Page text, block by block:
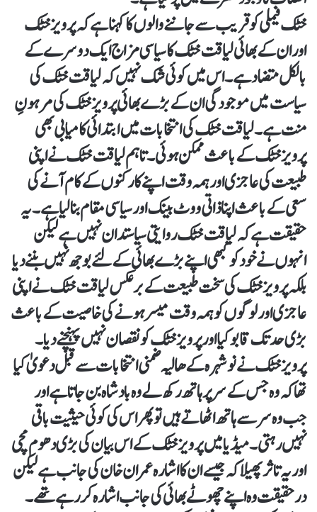
خٹک فیملی کو قریب سے جاننے والوں کا کہنا ہے کہ پرویز خٹک
اور ان کے بھائی لیاقت خٹک کا سیاسی مزاج ایک دوسرے کے
بالکل متضاد ہے۔ اس میں کوئی شک نہیں کہ لیاقت خٹک کی
سیاست میں موجودگی ان کے بڑے بھائی پرویز خٹک کی مرہونِ
منت ہے۔ لیاقت خٹک کی انتخابات میں ابتدائی کامیابی بھی
پرویز خٹک کے باعث ممکن ہوئی۔ تاہم لیاقت خٹک نے اپنی
طبیعت کی عاجزی اور ہمہ وقت اپنے کارکنوں کے کام آنے کی
سعی کے باعث اپنا ذاتی ووٹ بینک اور سیاسی مقام بنا لیا ہے۔ یہ
حقیقت ہے کہ لیاقت خٹک روایتی سیاستدان نہیں ہے لیکن
انہوں نے خود کو کبھی اپنے بڑے بھائی کے لئے بوجھ نہیں بننے دیا
بلکہ پرویز خٹک کی سخت طبیعت کے برعکس لیاقت خٹک نے اپنی
عاجزی اور لوگوں کو ہمہ وقت میسر ہونے کی خاصیت کے باعث
بڑی حد تک قابو کیا اور پرویز خٹک کو نقصان نہیں پہنچنے دیا۔
پرویز خٹک نے نوشہرہ کے ھالیہ ضمنی انتخابات سے قبل دعویٰ کیا
تھا کہ وہ جس کے سر پر ہاتھ رکھ لے وہ بادشاہ بن جاتا ہے اور
جب وہ سر سے ہاتھ اٹھاتے ہیں تو پھر اس کی کوئی حیثیت باقی
نہیں رہتی۔ میڈیا میں پرویز خٹک کے اس بیان کی بڑی دھوم مچی
اور یہ تاثر پھیلا کہ جیسے ان کا اشارہ عمران خان کی جانب ہے لیکن
درحقیقت وہ اپنے چھوٹے بھائی کی جانب اشارہ کر رہے تھے۔